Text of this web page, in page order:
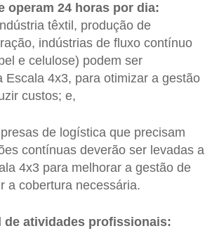
operam 24 horas por dia:
têxtil, produção de
indústrias de fluxo contínuo
e celulose) podem ser
Escala 4x3, para otimizar a gestão
custos; e,
de logística que precisam
contínuas deverão ser levadas a
4x3 para melhorar a gestão de
a cobertura necessária.
de atividades profissionais: